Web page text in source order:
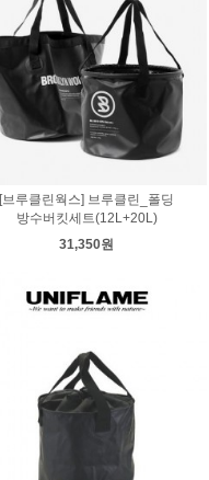
[브루클린웍스] 브루클린_폴딩
방수버킷세트(12L+20L)
31,350원